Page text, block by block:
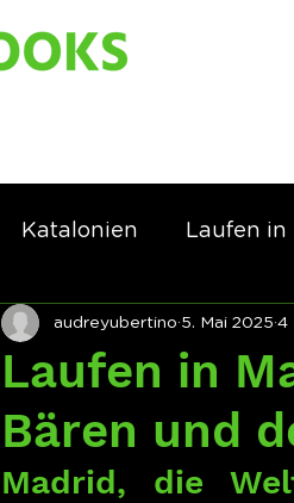
Katalonien Laufen in
Laufen in
Bären und
audreyubertino 5. Mai 2025 4
Madrid, die